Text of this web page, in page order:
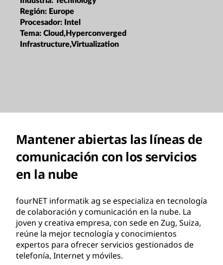
Región: Europe
Procesador: Intel
Tema: Cloud,Hyperconverged
Infrastructure,Virtualization
Mantener abiertas las líneas de
comunicación con los servicios
en la nube
fourNET informatik ag se especializa en tecnología
de colaboración y comunicación en la nube. La
joven y creativa empresa, con sede en Zug, Suiza,
reúne la mejor tecnología y conocimientos
expertos para ofrecer servicios gestionados de
telefonía, Internet y móviles.